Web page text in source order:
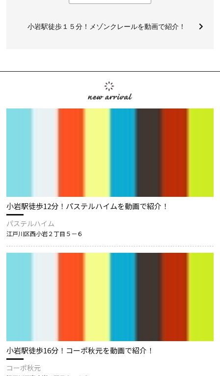
小岩駅徒歩１５分！メゾンクレールを動画で紹介！